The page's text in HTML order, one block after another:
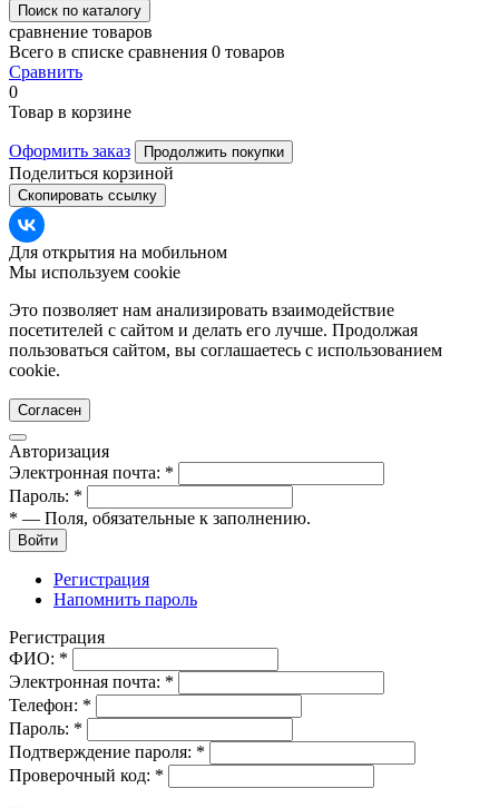
Поиск по каталогу
сравнение товаров
Всего в списке сравнения 0 товаров
Сравнить
0
Товар в корзине
Оформить заказ Продолжить покупки
Поделиться корзиной
Скопировать ссылку
Для открытия на мобильном
Мы используем cookie
Это позволяет нам анализировать взаимодействие
посетителей с сайтом и делать его лучше. Продолжая
пользоваться сайтом, вы соглашаетесь с использованием
cookie.
Согласен
Авторизация
Электронная почта: *
Пароль: *
* — Поля, обязательные к заполнению.
Войти
Регистрация
Напомнить пароль
Регистрация
ФИО: *
Электронная почта: *
Телефон: *
Пароль: *
Подтверждение пароля: *
Проверочный код: *